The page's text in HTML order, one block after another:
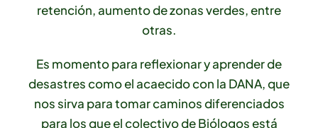
retención, aumento de zonas verdes, entre
otras.
Es momento para reflexionar y aprender de
desastres como el acaecido con la DANA, que
nos sirva para tomar caminos diferenciados
para los que el colectivo de Biólogos está